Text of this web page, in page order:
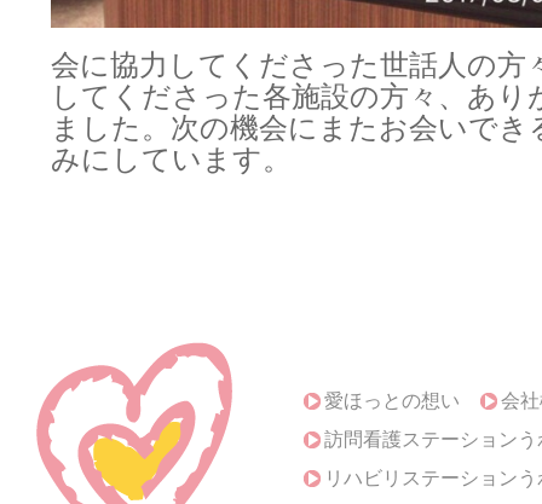
会に協力してくださった世話人の方
してくださった各施設の方々、あり
ました。次の機会にまたお会いでき
みにしています。
愛ほっとの想い
会
訪問看護ステーションう
リハビリステーション